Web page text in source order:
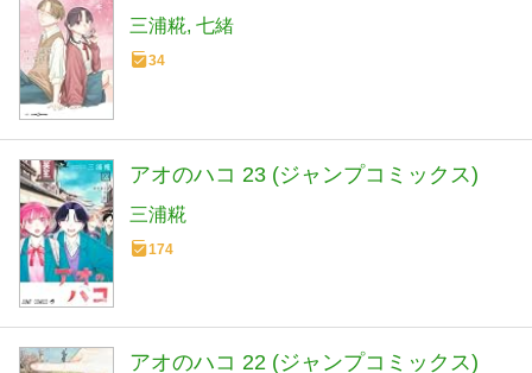
三浦糀 七緒
34
アオのハコ 23 (ジャンプコミックス)
三浦糀
174
アオのハコ 22 (ジャンプコミックス)